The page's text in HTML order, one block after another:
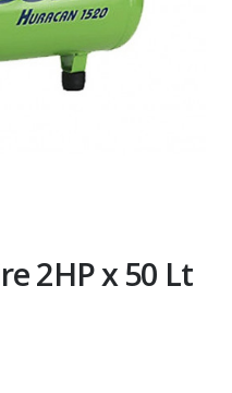
2HP x 50 Lt